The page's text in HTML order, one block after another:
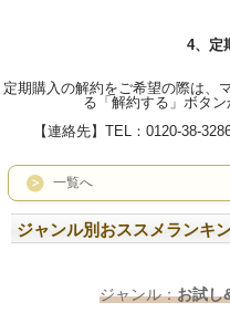
4、定
定期購入の解約をご希望の際は、
る「解約する」ボタン
【連絡先】TEL：0120-38-
一覧へ
ジャンル別おススメランキ